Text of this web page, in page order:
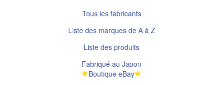
Tous les fabricants
Liste des marques de A à Z
Liste des produits
Fabriqué au Japon
Boutique eBay